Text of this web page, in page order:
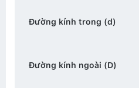
Đường kính trong (d)
Đường kính ngoài (D)